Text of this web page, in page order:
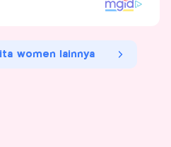
women lainnya